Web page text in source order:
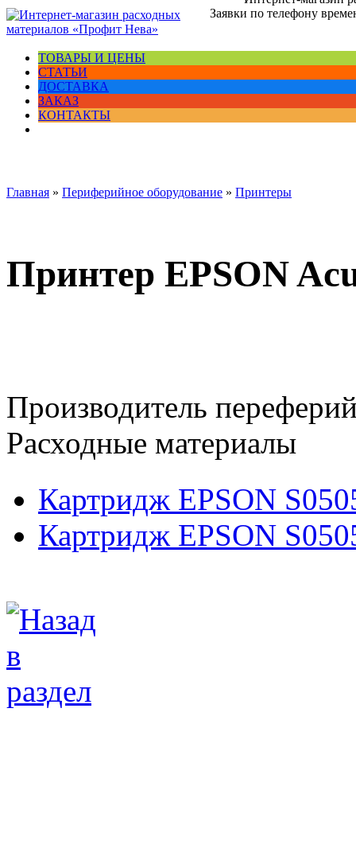
Заявки по телефону
ТОВАРЫ И ЦЕНЫ
СТАТЬИ
ДОСТАВКА
ЗАКАЗ
КОНТАКТЫ
Главная » Периферийное оборудование » Принтеры
Принтер EPSON
Производитель
Расходные материалы
Картридж EPSON
Картридж EPSON